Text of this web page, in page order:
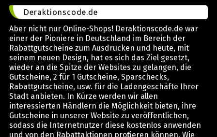
Deraktionscode.de
Aber nicht nur Online-Shops! Deraktionscode.de war
einer der Pioniere in Deutschland im Bereich der
Rabattgutscheine zum Ausdrucken und heute, mit
seinem neuen Design, hat es sich das Ziel gesetzt,
wieder an die Spitze der Websites zu gelangen, die
Gutscheine, 2 für 1 Gutscheine, Sparschecks,
Rabattgutscheine, usw. für die Ladengeschäfte Ihrer
Stadt anbieten. In Kürze werden wir allen
interessierten Händlern die Möglichkeit bieten, ihre
Gutscheine in unserer Website zu veröffentlichen,
sodass die Internetnutzer diese kostenlos anwenden
und von den Rabattaktionen profitieren können. Wie